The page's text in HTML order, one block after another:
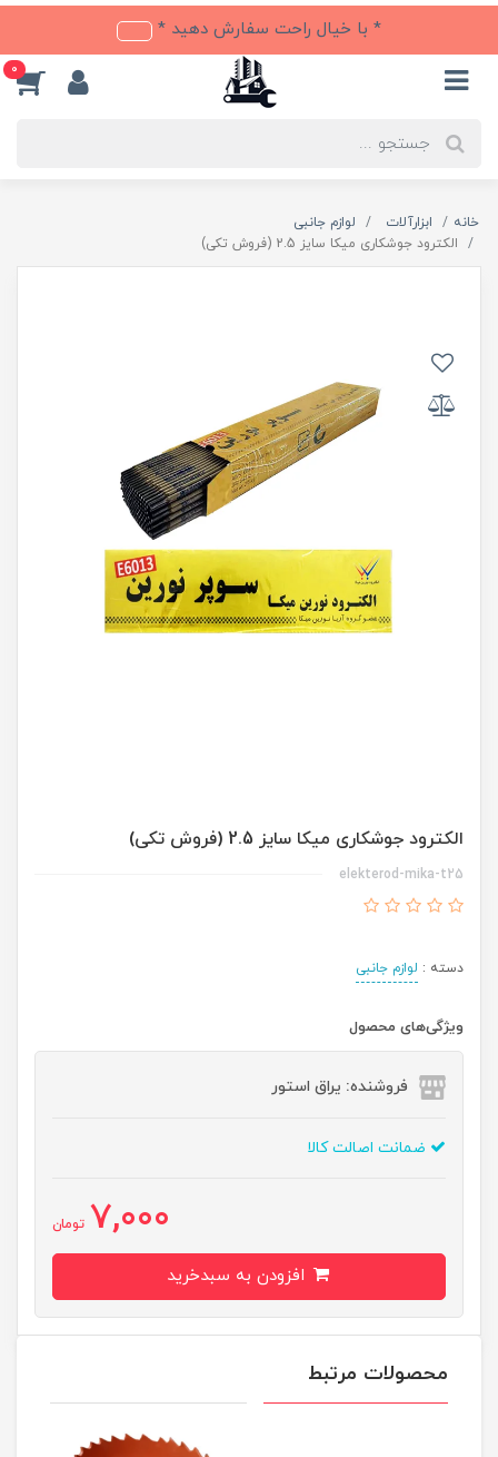
* با خیال راحت سفارش دهید *
0
خانه ابزارآلات
لوازم جانبی
الکترود جوشکاری میکا سایز 2.5 (فروش تکی)
الکترود جوشکاری میکا سایز 2.5 (فروش تکی)
elekterod-mika-t25
دسته : لوازم جانبی
ویژگی‌های محصول
فروشنده: یراق استور
ضمانت اصالت کالا
7,000 تومان
محصولات مرتبط